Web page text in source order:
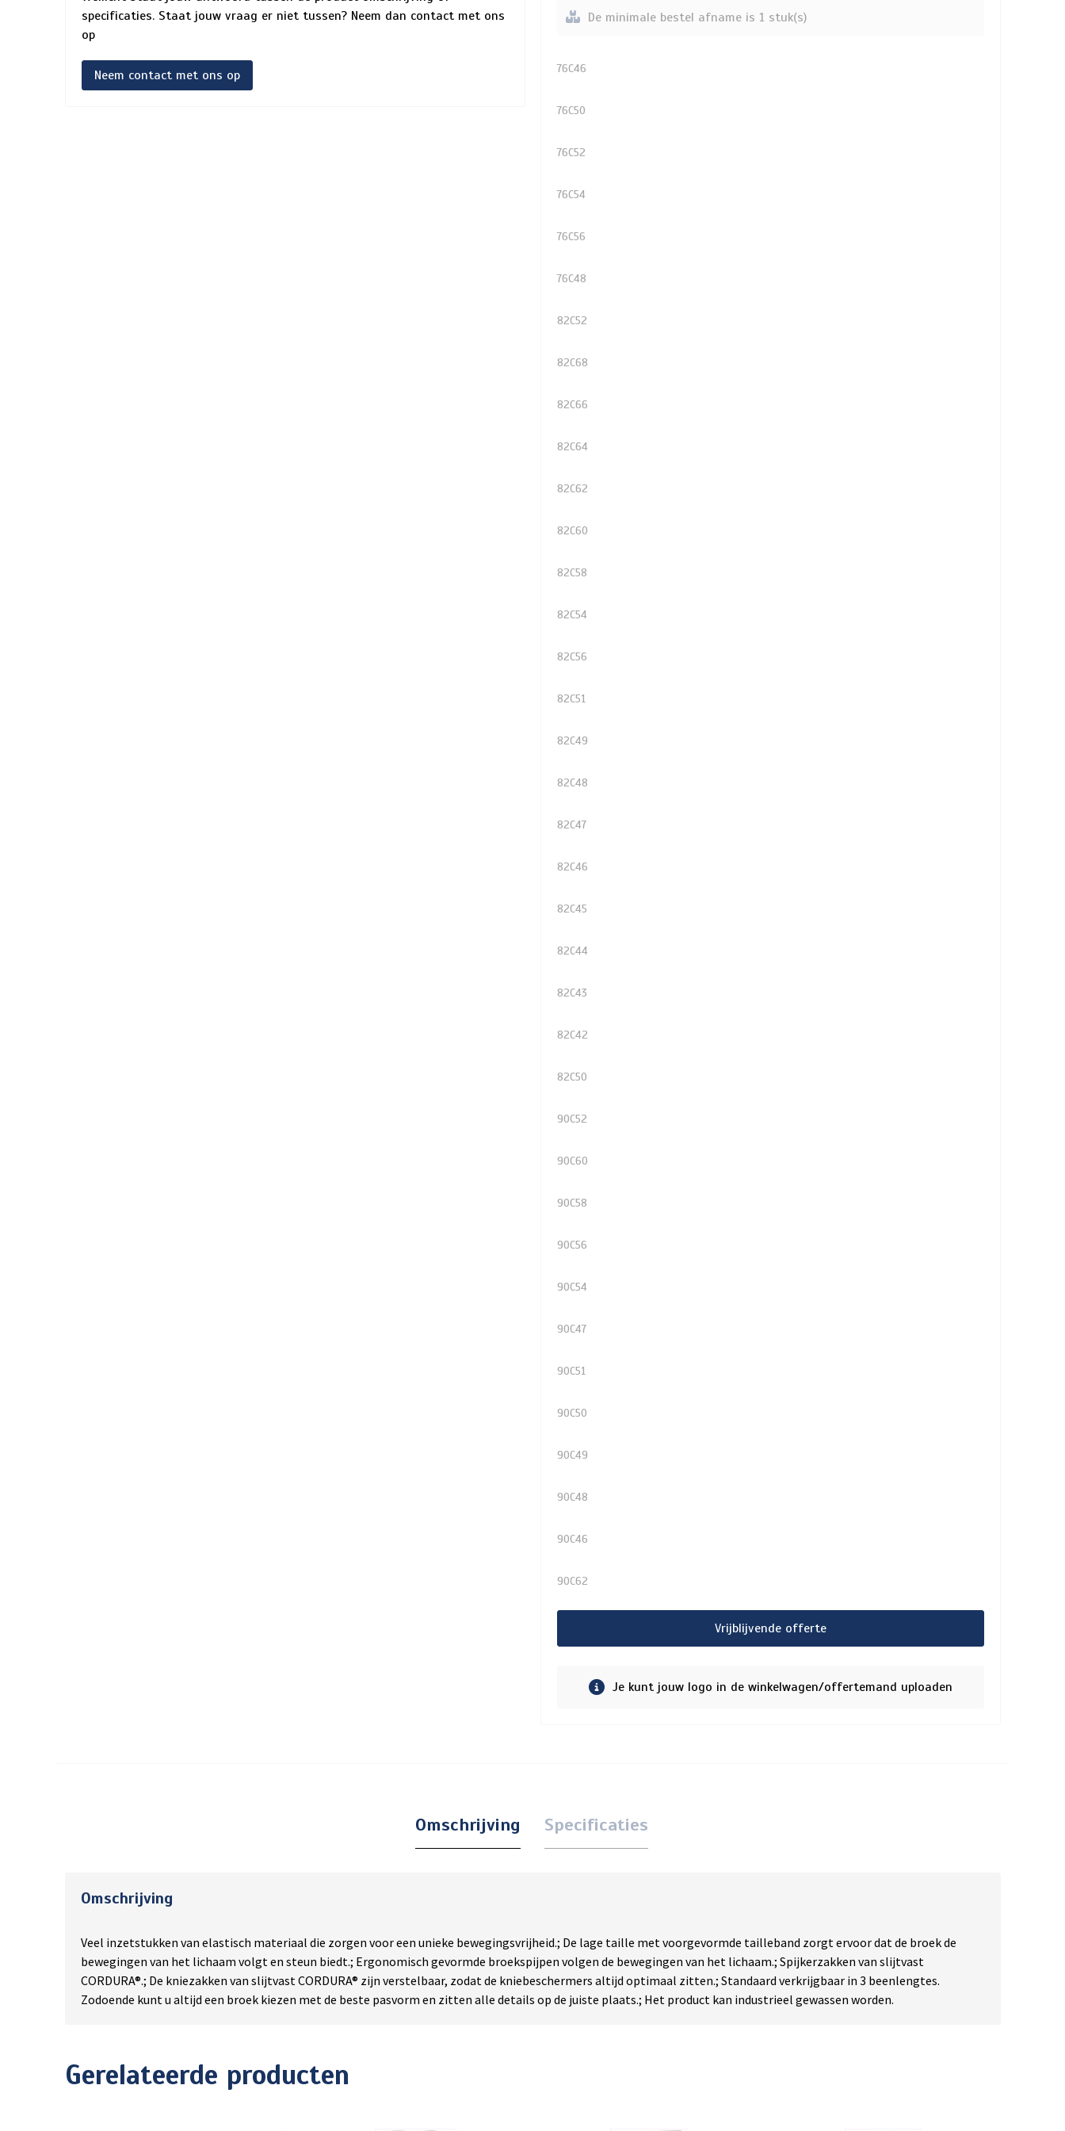
specificaties. Staat jouw vraag er niet tussen? Neem dan contact met ons
op
Neem contact met ons op
De minimale bestel afname is 1 stuk(s)
76C46
76C50
76C52
76C54
76C56
76C48
82C52
82C68
82C66
82C64
82C62
82C60
82C58
82C54
82C56
82C51
82C49
82C48
82C47
82C46
82C45
82C44
82C43
82C42
82C50
90C52
90C60
90C58
90C56
90C54
90C47
90C51
90C50
90C49
90C48
90C46
90C62
Vrijblijvende offerte
Je kunt jouw logo in de winkelwagen/offertemand uploaden
Omschrijving Specificaties
Omschrijving
Veel inzetstukken van elastisch materiaal die zorgen voor een unieke bewegingsvrijheid.; De lage taille met voorgevormde tailleband zorgt ervoor dat de broek de
bewegingen van het lichaam volgt en steun biedt.; Ergonomisch gevormde broekspijpen volgen de bewegingen van het lichaam.; Spijkerzakken van slijtvast
CORDURA®.; De kniezakken van slijtvast CORDURA® zijn verstelbaar, zodat de kniebeschermers altijd optimaal zitten.; Standaard verkrijgbaar in 3 beenlengtes.
Zodoende kunt u altijd een broek kiezen met de beste pasvorm en zitten alle details op de juiste plaats.; Het product kan industrieel gewassen worden.
Gerelateerde producten